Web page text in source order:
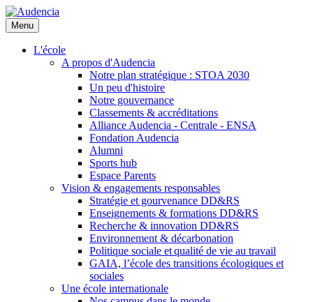
Aller
au
contenu
principal
Menu
L'école
A propos d'Audencia
Notre plan stratégique : STOA 2030
Un peu d'histoire
Notre gouvernance
Classements & accréditations
Alliance Audencia - Centrale - ENSA
Fondation Audencia
Alumni
Sports hub
Espace Parents
Vision & engagements responsables
Stratégie et gourvenance DD&RS
Enseignements & formations DD&RS
Recherche & innovation DD&RS
Environnement & décarbonation
Politique sociale et qualité de vie au travail
GAIA, l’école des transitions écologiques et
sociales
Une école internationale